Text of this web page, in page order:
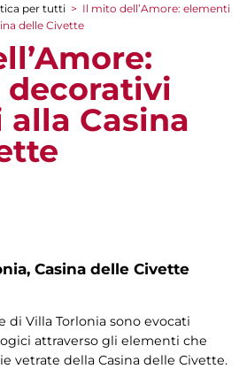
per tutti > Il mito dell’Amore: elementi
delle Civette
Casina
Casina delle Civette
di Villa Torlonia sono evocati
attraverso gli elementi che
vetrate della Casina delle Civette.